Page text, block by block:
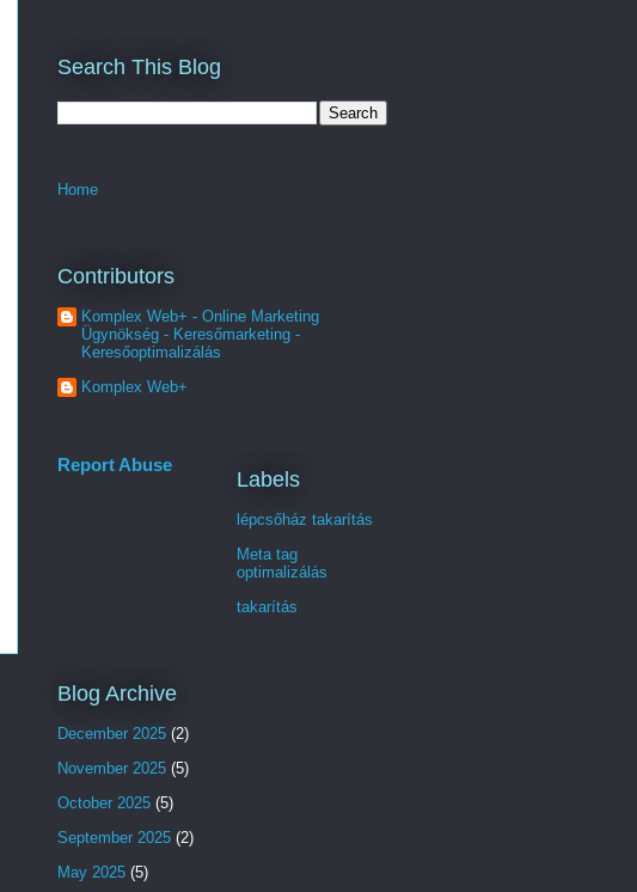
Search This Blog
Home
Contributors
Komplex Web+ - Online Marketing
Ügynökség - Keresőmarketing -
Keresőoptimalizálás
Komplex Web+
Report Abuse
Labels
lépcsőház takarítás
Meta tag
optimalizálás
takarítás
Blog Archive
December 2025 (2)
November 2025 (5)
October 2025 (5)
September 2025 (2)
May 2025 (5)